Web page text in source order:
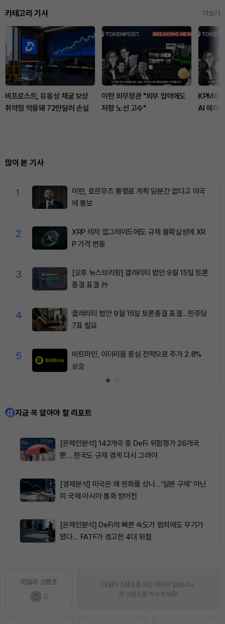
카테고리 기사 더보기
비프로스트, 유동성 채굴 보상
취약점 악용돼 72만달러 손실
이란 외무장관 "외부 압력에도
저항 노선 고수"
KPMG “
AI 에이
많이 본 기사
1
이란, 호르무즈 통행료 계획 당분간 없다고 미국
에 통보
2
XRP 레저 업그레이드에도 규제 불확실성에 XR
P 가격 변동
3
[오후 뉴스브리핑] 클래리티 법안 9월 15일 토론
종결 표결 外
4
클래리티 법안 9월 15일 토론종결 표결…민주당
7표 필요
5
비트마인, 이더리움 중심 전략으로 주가 2.8%
상승
지금 꼭 알아야 할 리포트
[온체인분석] 142개국 중 DeFi 위험평가 26개국
뿐… 한국도 규제 경계 다시 그려야
[경제분석] 미국은 왜 엔화를 샀나…‘일본 구제’ 아닌
미 국채·아시아 통화 방어전
[온체인분석] DeFi의 빠른 속도가 범죄에도 무기가
됐다… FATF가 경고한 4대 위협
데일리 스탬프
0
데일리 스탬프를 찍은 회원이 없습니다.
첫 스탬프를 찍어 보세요!